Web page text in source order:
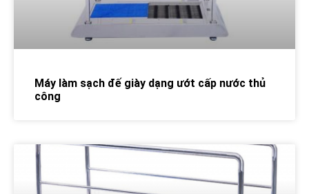
Máy làm sạch đế giày dạng ướt cấp nước thủ
công